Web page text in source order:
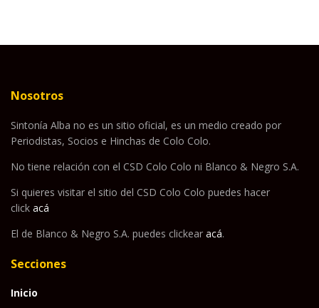
Nosotros
Sintonía Alba no es un sitio oficial, es un medio creado por
Periodistas, Socios e Hinchas de Colo Colo.
No tiene relación con el CSD Colo Colo ni Blanco & Negro S.A.
Si quieres visitar el sitio del CSD Colo Colo puedes hacer
click acá
El de Blanco & Negro S.A. puedes clickear acá.
Secciones
Inicio